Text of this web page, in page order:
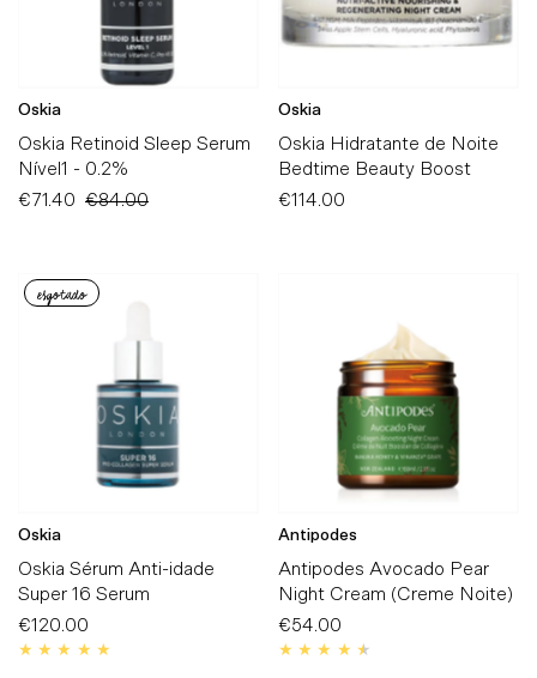
Oskia
Oskia Retinoid Sleep Serum
Nível1 - 0.2%
Preço
€71.40 Preço
€84.00
Oskia
Oskia Hidratante de Noite
Bedtime Beauty Boost
Preço
€114.00
esgotado
Oskia
Oskia Sérum Anti-idade
Super 16 Serum
Preço
Normal
€120.00
Antipodes
Antipodes Avocado Pear
Night Cream (Creme Noite)
Preço
Normal
€54.00